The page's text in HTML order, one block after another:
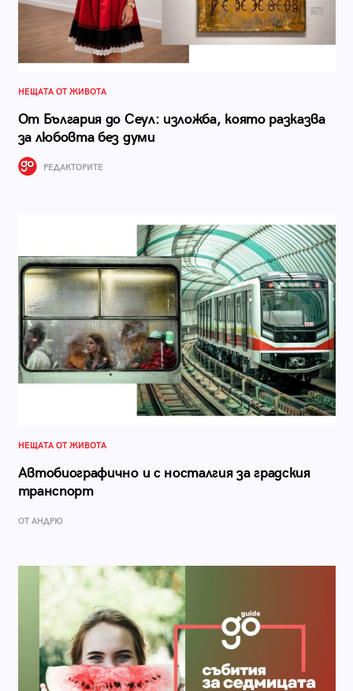
НЕЩАТА ОТ ЖИВОТА
От България до Сеул: изложба, която разказва
за любовта без думи
РЕДАКТОРИТЕ
НЕЩАТА ОТ ЖИВОТА
Автобиографично и с носталгия за градския
транспорт
ОТ АНДРЮ